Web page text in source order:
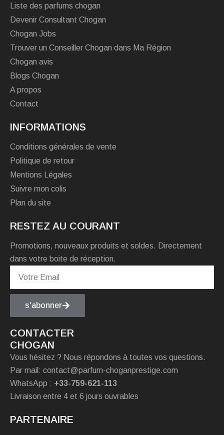
Liste des parfums chogan
Devenir Consultant Chogan
Chogan Jobs
Trouver un Conseiller Chogan dans Ma Région
Chogan avis
Blogs Chogan
A propos
Contact
INFORMATIONS
Conditions générales de vente
Politique de retour
Mentions Légales
Suivre mon colis
Plan du site
RESTEZ AU COURANT
Promotions, nouveaux produits et soldes. Directement
dans votre boite de réception.
s'abonner
CONTACTER
CHOGAN
Vous hésitez ? Nous répondons à toutes vos questions.
Par mail: contact@parfum-choganprestige.com
WhatsApp : +33-759-621-113
Livraison entre 4 et 6 jours ouvrables
PARTENAIRE